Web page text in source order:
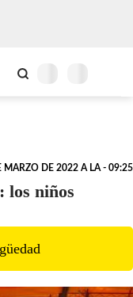
MARZO DE 2022 A LA - 09:25
los niños